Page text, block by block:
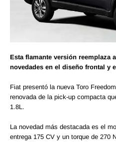
Esta flamante versión reemplaza
novedades en el diseño frontal y
Fiat presentó la nueva Toro
renovada de la pick-up compacta
1.8L.
La novedad más destacada es el
entrega 175 CV y un torque de 270